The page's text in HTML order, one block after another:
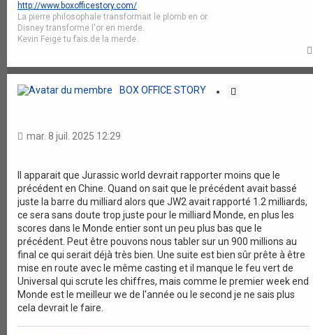
http://www.boxofficestory.com/
La pierre philosophale transformait le plomb en or.
Disney transforme l'or en merde.
Kevin Feige tu fais de la merde.
BOX OFFICE STORY
o
n
mar. 8 juil. 2025 12:29
Il apparait que Jurassic world devrait rapporter moins que le
précédent en Chine. Quand on sait que le précédent avait bassé
juste la barre du milliard alors que JW2 avait rapporté 1.2 milliards,
ce sera sans doute trop juste pour le milliard Monde, en plus les
scores dans le Monde entier sont un peu plus bas que le
précédent. Peut être pouvons nous tabler sur un 900 millions au
final ce qui serait déjà très bien. Une suite est bien sûr prête à être
mise en route avec le même casting et il manque le feu vert de
Universal qui scrute les chiffres, mais comme le premier week end
Monde est le meilleur we de l'année ou le second je ne sais plus
cela devrait le faire.